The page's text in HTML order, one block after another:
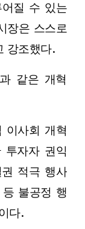
질 수 있는
장은 스스로
강조했다.
같은 개혁
사회 개혁
자자 권익
적극 행사
불공정 행
다.